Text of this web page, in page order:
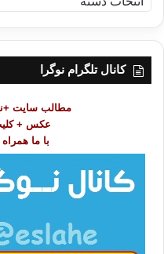
ه
ر
کانال تلگرام نوگرا
مطالب سایت
عکس +
با ما